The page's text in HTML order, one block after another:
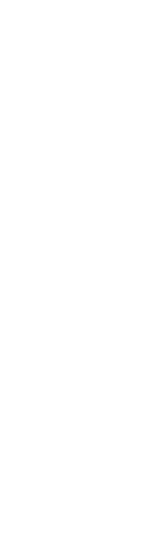
磁磚，抿石子，防水抓漏》